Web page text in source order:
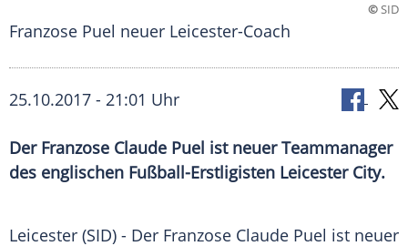
©SID
Franzose Puel neuer Leicester-Coach
25.10.2017 - 21:01 Uhr
Der Franzose Claude Puel ist neuer Teammanager
des englischen Fußball-Erstligisten Leicester City.
Leicester (SID) - Der Franzose Claude Puel ist neuer